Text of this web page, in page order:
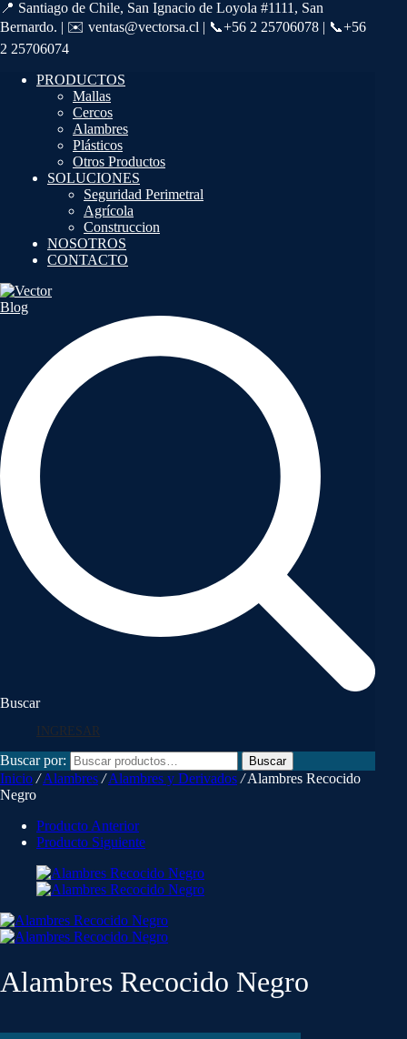
📍 Santiago de Chile, San Ignacio de Loyola #1111, San
Bernardo. | ✉️ ventas@vectorsa.cl | 📞+56 2 25706078 | 📞+56
2 25706074
PRODUCTOS
Mallas
Cercos
Alambres
Plásticos
Otros Productos
SOLUCIONES
Seguridad Perimetral
Agrícola
Construccion
NOSOTROS
CONTACTO
Blog
Buscar
INGRESAR
Buscar por: Buscar
Inicio / Alambres / Alambres y Derivados /Alambres Recocido
Negro
Producto Anterior
Producto Siguiente
Alambres Recocido Negro